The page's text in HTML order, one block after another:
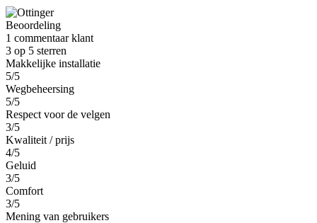
Beoordeling
1 commentaar klant
3 op 5 sterren
Makkelijke installatie
5/5
Wegbeheersing
5/5
Respect voor de velgen
3/5
Kwaliteit / prijs
4/5
Geluid
3/5
Comfort
3/5
Mening van gebruikers